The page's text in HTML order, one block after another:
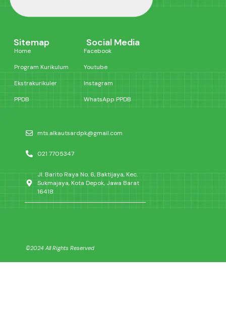
Sitemap
Home
Program Kurikulum
Ekstrakurikuler
PPDB
Social Media
Facebook
Youtube
Instagram
WhatsApp PPDB
mts.alkautsardpk@gmail.com
021 7705347
Jl. Barito Raya No. 6, Baktijaya, Kec.
Sukmajaya, Kota Depok, Jawa Barat
16418
©2024 All Rights Reserved